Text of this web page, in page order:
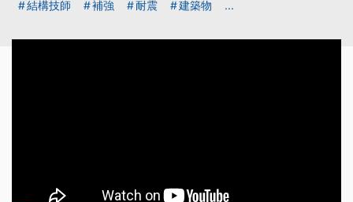
結構技師 補強 耐震 建築物 ...